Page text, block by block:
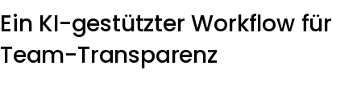
Ein KI-gestützter Workflow für
Team-Transparenz